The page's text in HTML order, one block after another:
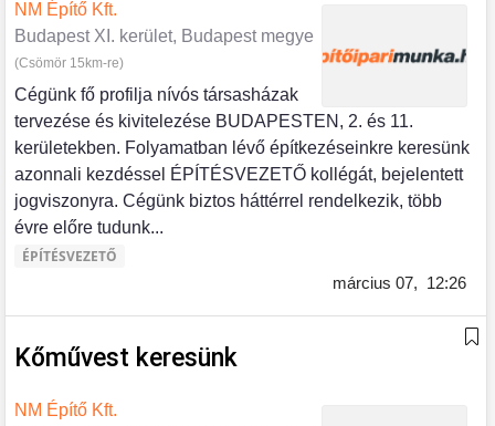
NM Építő Kft.
Budapest XI. kerület, Budapest megye
(Csömör 15km-re)
Cégünk fő profilja nívós társasházak
tervezése és kivitelezése BUDAPESTEN, 2. és 11.
kerületekben. Folyamatban lévő építkezéseinkre keresünk
azonnali kezdéssel ÉPÍTÉSVEZETŐ kollégát, bejelentett
jogviszonyra. Cégünk biztos háttérrel rendelkezik, több
évre előre tudunk...
ÉPÍTÉSVEZETŐ
március 07, 12:26
Kőművest keresünk
NM Építő Kft.